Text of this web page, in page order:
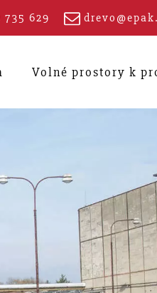
735 629
Volné prostory k